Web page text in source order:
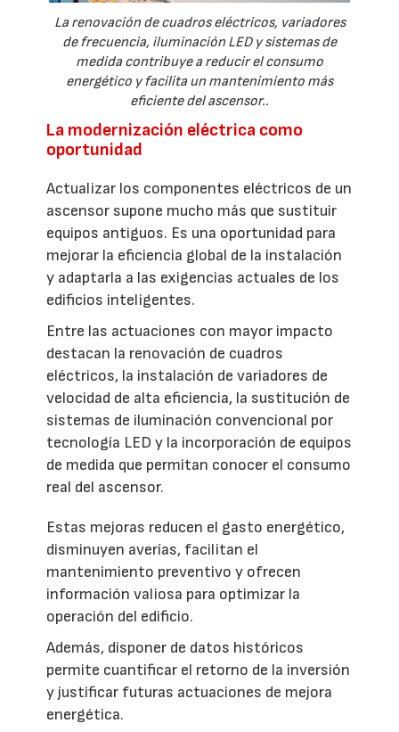
La renovación de cuadros eléctricos, variadores
de frecuencia, iluminación LED y sistemas de
medida contribuye a reducir el consumo
energético y facilita un mantenimiento más
eficiente del ascensor..
La modernización eléctrica como
oportunidad
Actualizar los componentes eléctricos de un
ascensor supone mucho más que sustituir
equipos antiguos. Es una oportunidad para
mejorar la eficiencia global de la instalación
y adaptarla a las exigencias actuales de los
edificios inteligentes.
Entre las actuaciones con mayor impacto
destacan la renovación de cuadros
eléctricos, la instalación de variadores de
velocidad de alta eficiencia, la sustitución de
sistemas de iluminación convencional por
tecnología LED y la incorporación de equipos
de medida que permitan conocer el consumo
real del ascensor.
Estas mejoras reducen el gasto energético,
disminuyen averías, facilitan el
mantenimiento preventivo y ofrecen
información valiosa para optimizar la
operación del edificio.
Además, disponer de datos históricos
permite cuantificar el retorno de la inversión
y justificar futuras actuaciones de mejora
energética.